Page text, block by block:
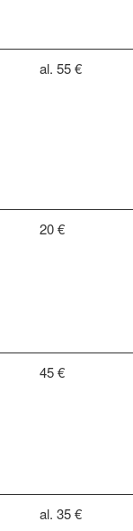
al. 55 €
20 €
45 €
al. 35 €